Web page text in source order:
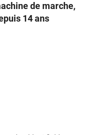
de marche,
14 ans